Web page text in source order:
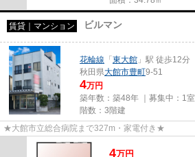
賃貸｜マンション ビルマン
花輪線 「 東大館 」駅 徒歩12分
秋田県大館市豊町9-51
4万円
築年数：築48年 ｜募集中： 1室
階数：3階建
★大館市立総合病院まで327m・家電付き★
4万円